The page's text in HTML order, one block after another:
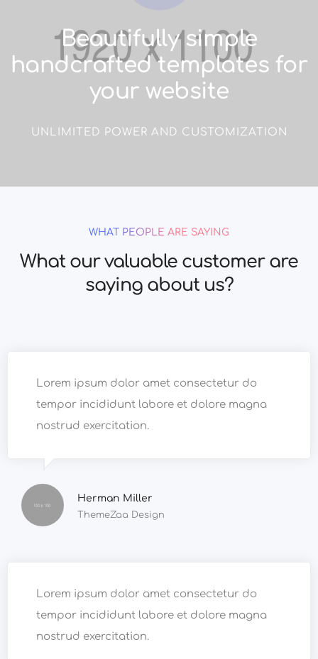
Beautifully simple
handcrafted templates for
your website
UNLIMITED POWER AND CUSTOMIZATION
WHAT PEOPLE ARE SAYING
What our valuable customer are
saying about us?
Lorem ipsum dolor amet consectetur do
tempor incididunt labore et dolore magna
nostrud exercitation.
Herman Miller
ThemeZaa Design
Lorem ipsum dolor amet consectetur do
tempor incididunt labore et dolore magna
nostrud exercitation.